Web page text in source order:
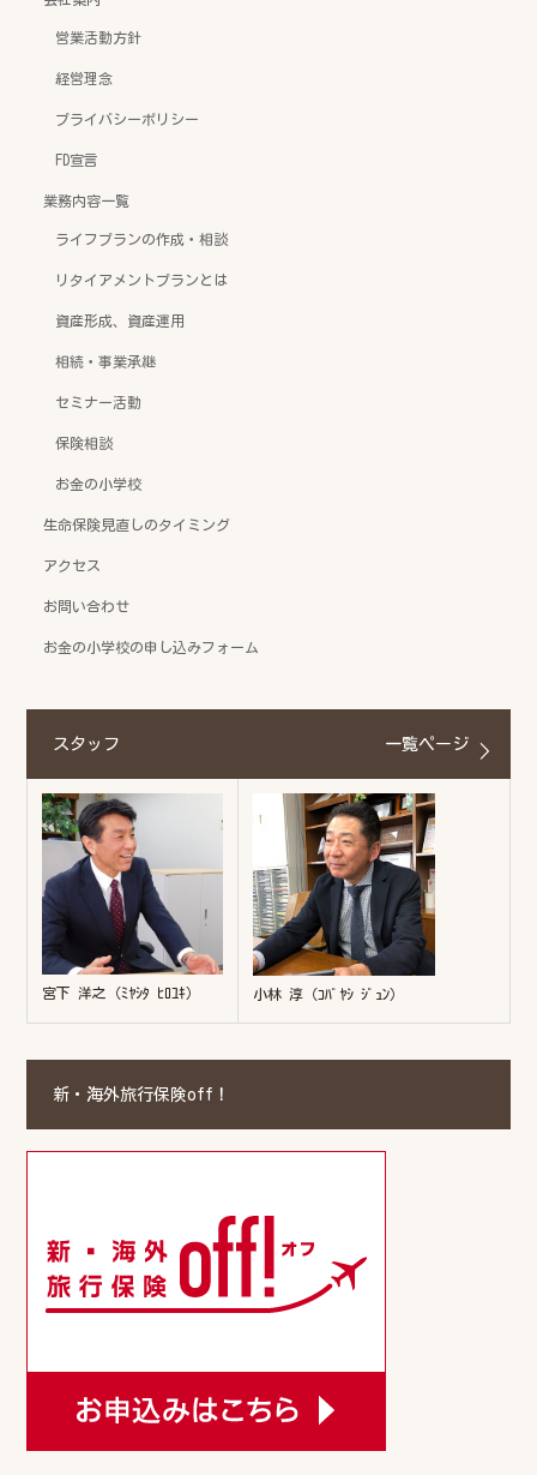
営業活動方針
経営理念
プライバシーポリシー
FD宣言
業務内容一覧
ライフプランの作成・相談
リタイアメントプランとは
資産形成、資産運用
相続・事業承継
セミナー活動
保険相談
お金の小学校
生命保険見直しのタイミング
アクセス
お問い合わせ
お金の小学校の申し込みフォーム
スタッフ 一覧ページ
宮下 洋之（ﾐﾔｼﾀ ﾋﾛﾕｷ） 小林 淳（ｺﾊﾞﾔｼ ｼﾞｭﾝ）
新・海外旅行保険off！